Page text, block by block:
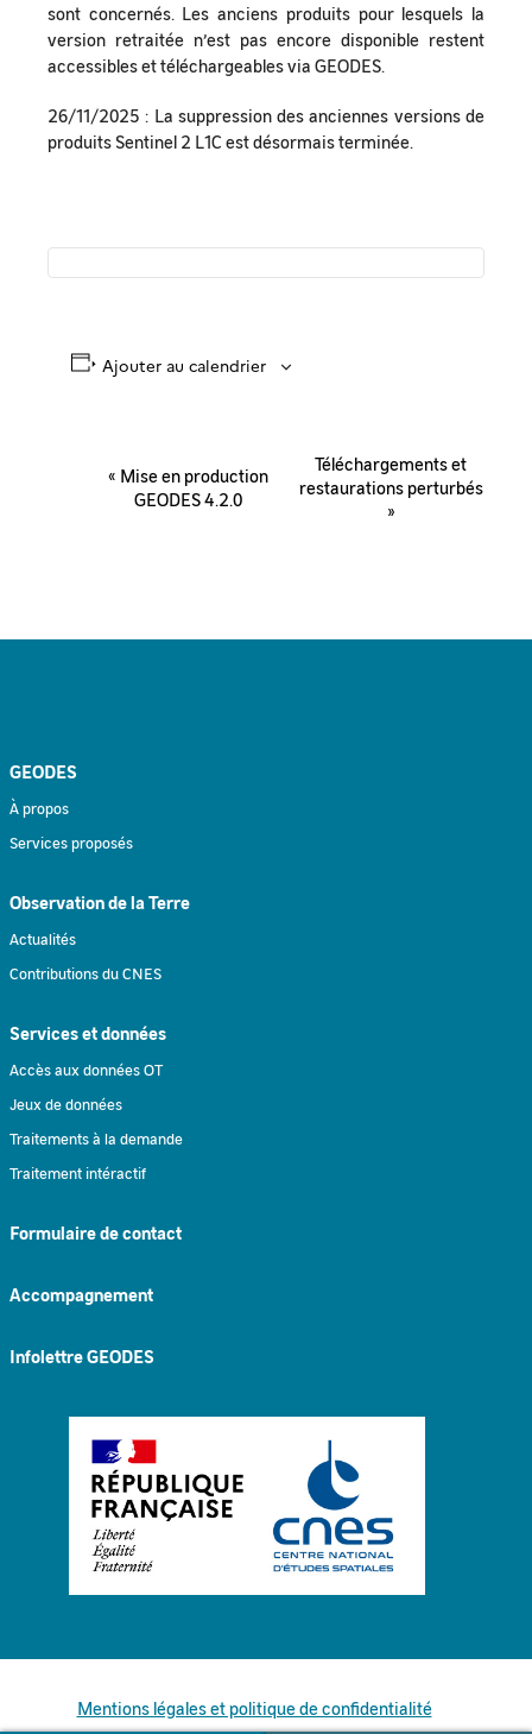
sont concernés. Les anciens produits pour lesquels la
version retraitée n’est pas encore disponible restent
accessibles et téléchargeables via GEODES.
26/11/2025 : La suppression des anciennes versions de
produits Sentinel 2 L1C est désormais terminée.
Ajouter au calendrier
Évènement
« Mise en production
GEODES 4.2.0
Téléchargements et
restaurations perturbés
»
GEODES
À propos
Services proposés
Observation de la Terre
Actualités
Contributions du CNES
Services et données
Accès aux données OT
Jeux de données
Traitements à la demande
Traitement intéractif
Formulaire de contact
Accompagnement
Infolettre GEODES
Mentions légales et politique de confidentialité